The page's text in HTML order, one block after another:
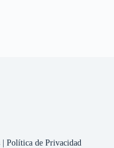
|Política de Privacidad